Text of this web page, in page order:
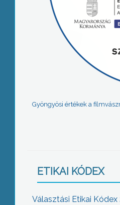
Gyöngyösi értékek a
ETIKAI KÓDEX
Választási Etikai Kódex